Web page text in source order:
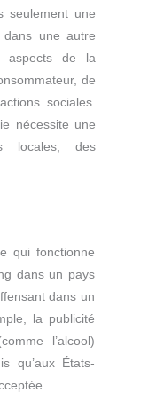
seulement une
une autre
aspects de la
de
sociales.
nécessite une
locales, des
qui fonctionne
dans un pays
dans un
la publicité
l’alcool)
qu’aux États-